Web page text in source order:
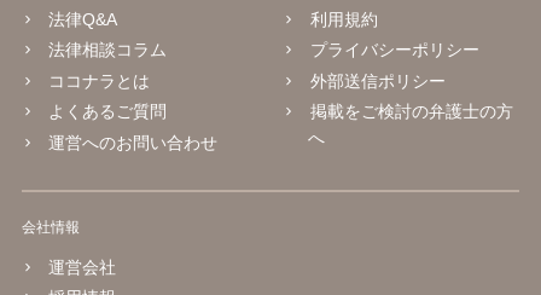
法律Q&A
法律相談コラム
ココナラとは
よくあるご質問
運営へのお問い合わせ
利用規約
プライバシーポリシー
外部送信ポリシー
掲載をご検討の弁護士の方
へ
会社情報
運営会社